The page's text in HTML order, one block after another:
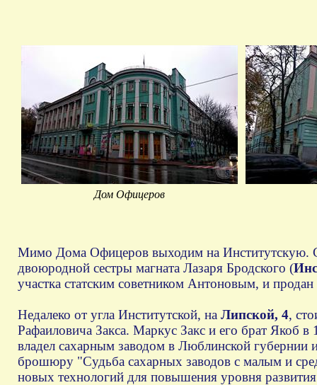
Дом Офицеров
Мимо Дома Офицеров выходим на Институтскую.
двоюродной сестры магната Лазаря Бродского (
участка статским советником Антоновым, и
Недалеко от угла Институтской, на Липской, 4,
Рафаиловича Закса. Маркус Закс и его брат Якоб
владел сахарным заводом в Люблинской губернии
брошюру "Судьба сахарных заводов с малым и
новых технологий для повышения уровня